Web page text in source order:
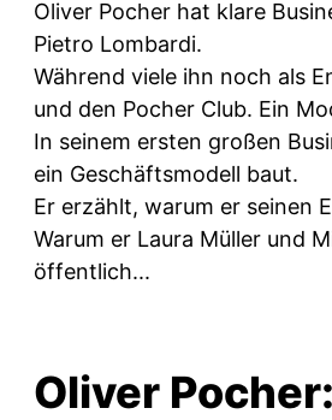
Oliver Pocher hat klare
Pietro Lombardi.
Während viele ihn noch als
und den Pocher Club. Ein
In seinem ersten großen
ein Geschäftsmodell baut.
Er erzählt, warum er seinen
Warum er Laura Müller und
öffentlich...
Oliver